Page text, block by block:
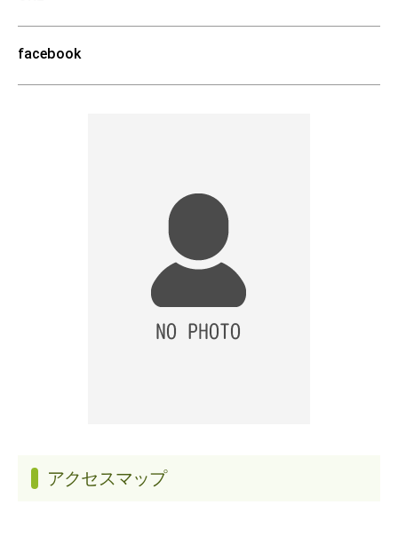
facebook
アクセスマップ